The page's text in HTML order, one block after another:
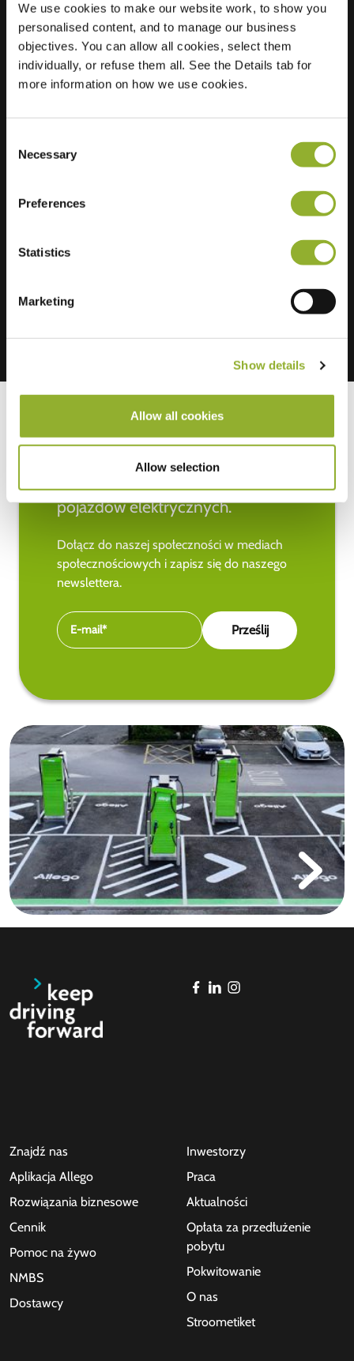
We use cookies to make our website work, to show you
personalised content, and to manage our business
objectives. You can allow all cookies, select them
individually, or refuse them all. See the Details tab for
more information on how we use cookies.
Selection
Necessary
Preferences
Statistics
Marketing
Show details
Allow all cookies
Allow selection
6671 XW Zetten
Holandia
Regular Charging 1 of 2 available
Dodatkowe informacje
Bądź na bieżąco z najnowszymi
wiadomościami na temat
pojazdów elektrycznych.
Dołącz do naszej społeczności w mediach
społecznościowych i zapisz się do naszego
newslettera.
Znajdź nas
Aplikacja Allego
Rozwiązania biznesowe
Cennik
Pomoc na żywo
NMBS
Dostawcy
Inwestorzy
Praca
Aktualności
Opłata za przedłużenie
pobytu
Pokwitowanie
O nas
Stroometiket